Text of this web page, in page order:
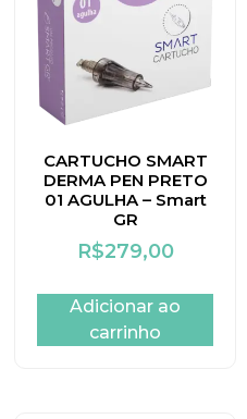
CARTUCHO SMART
DERMA PEN PRETO
01 AGULHA – Smart
GR
R$279,00
Adicionar ao
carrinho